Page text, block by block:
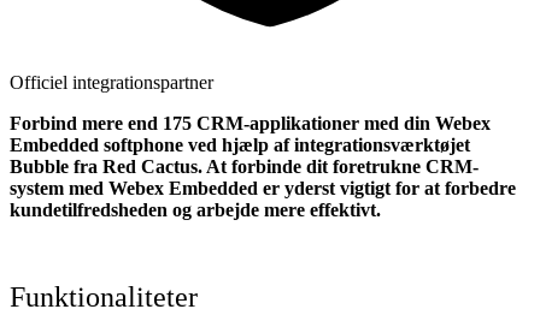
Officiel integrationspartner
Forbind mere end 175 CRM-applikationer med din Webex
Embedded softphone ved hjælp af integrationsværktøjet
Bubble fra Red Cactus. At forbinde dit foretrukne CRM-
system med Webex Embedded er yderst vigtigt for at forbedre
kundetilfredsheden og arbejde mere effektivt.
Funktionaliteter